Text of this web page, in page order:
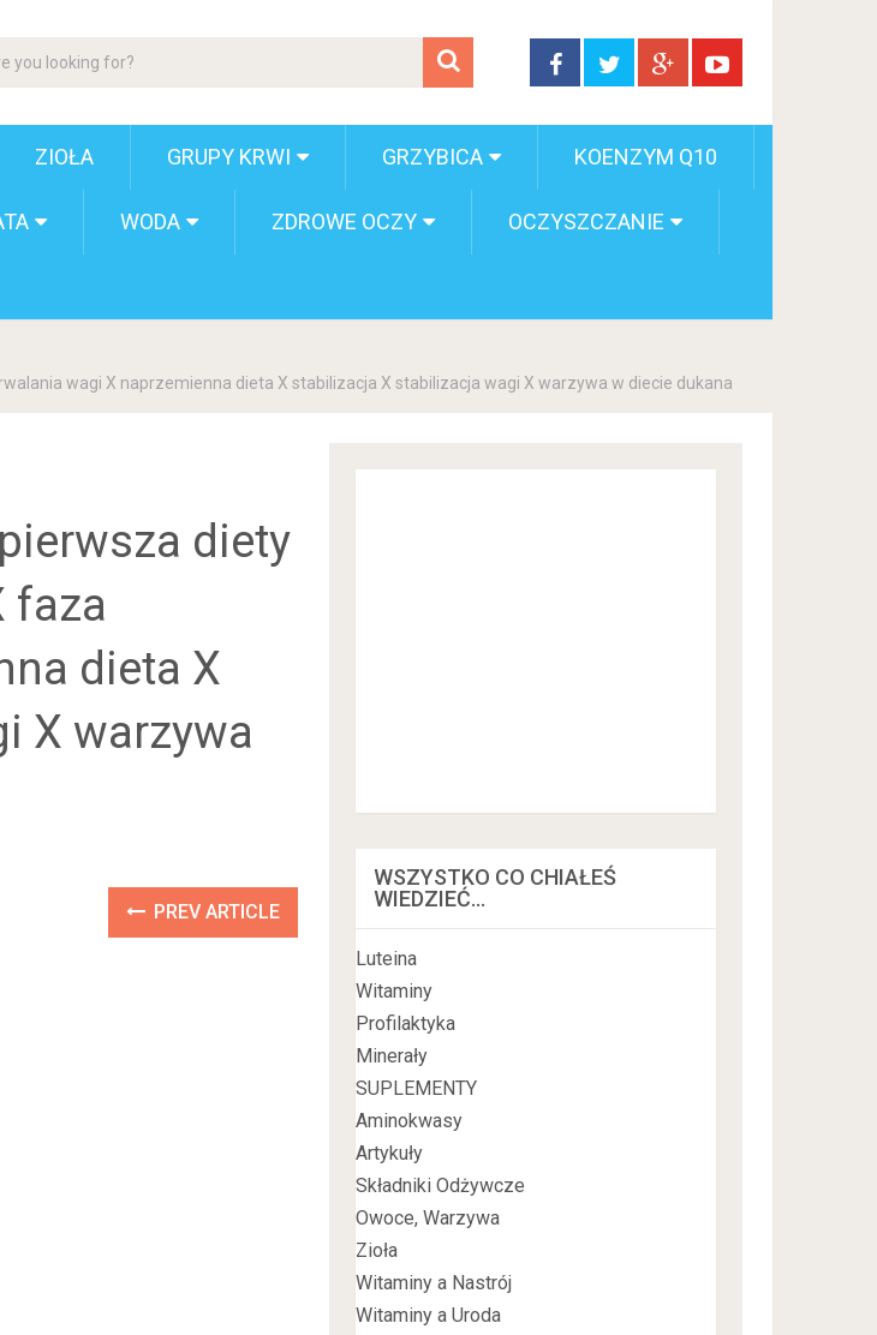
ZIOŁA GRUPY KRWI GRZYBICA KOENZYM Q10
WODA ZDROWE OCZY OCZYSZCZANIE
wagi X naprzemienna dieta X stabilizacja X stabilizacja wagi X warzywa w diecie dukana
diety
faza
dieta X
X warzywa
PREV ARTICLE
WSZYSTKO CO CHIAŁEŚ
WIEDZIEĆ…
Luteina
Witaminy
Profilaktyka
Minerały
SUPLEMENTY
Aminokwasy
Artykuły
Składniki Odżywcze
Owoce, Warzywa
Zioła
Witaminy a Nastrój
Witaminy a Uroda